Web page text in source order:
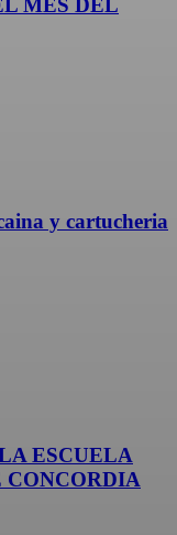
MES DEL
y cartucheria
ESCUELA
CONCORDIA